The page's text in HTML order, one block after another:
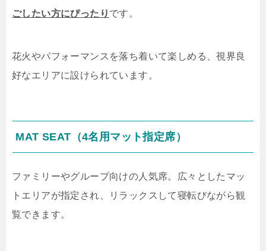
ごしたい方にぴったり です。
花火やパフォーマンスを落ち着いて楽しめる、視界良
好なエリアに設けられています。
MAT SEAT（4名用マット指定席）
ファミリーやグループ向けの人気席。広々としたマッ
トエリアが指定され、リラックスして寝転びながら観
覧できます。